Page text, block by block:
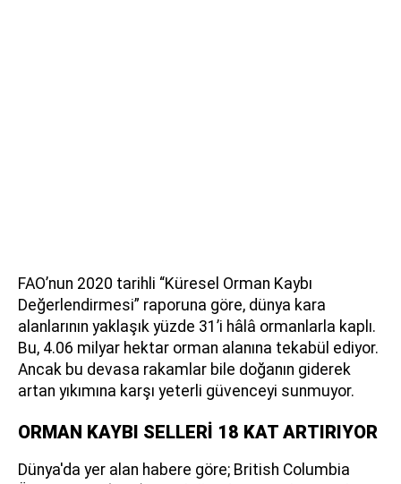
FAO’nun 2020 tarihli “Küresel Orman Kaybı
Değerlendirmesi” raporuna göre, dünya kara
alanlarının yaklaşık yüzde 31’i hâlâ ormanlarla kaplı.
Bu, 4.06 milyar hektar orman alanına tekabül ediyor.
Ancak bu devasa rakamlar bile doğanın giderek
artan yıkımına karşı yeterli güvenceyi sunmuyor.
ORMAN KAYBI SELLERİ 18 KAT ARTIRIYOR
Dünya'da yer alan habere göre; British Columbia